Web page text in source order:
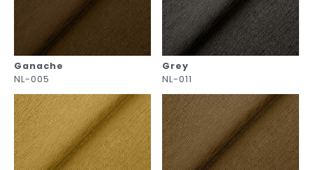
Ganache
NL-005
Grey
NL-011